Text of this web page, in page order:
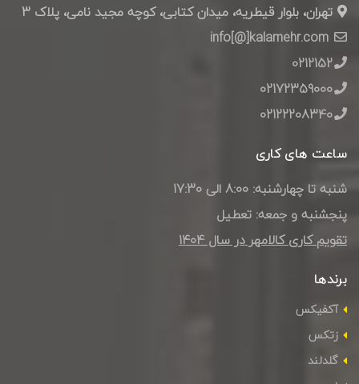
تهران، بلوار قیطریه، میدان کتابی، کوچه مجید نامی، پلاک 3
0212152
02172359000
02122208340
ساعت های کاری
شنبه تا چهارشنبه: 8:00 الی 17:30
پنجشنبه و جمعه: تعطیل
تقویم کاری کالامهر در سال ۱۴۰4
برندها
آکفیکس
زتکس
گلدلند